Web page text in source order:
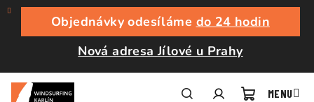
Přejít
obsah
Objednávky odesíláme do 24 hodin
Nová adresa Jílové u Prahy